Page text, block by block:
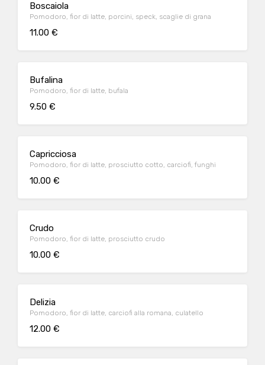
Boscaiola
Pomodoro, fior di latte, porcini, speck, scaglie di grana
11.00 €
Bufalina
Pomodoro, fior di latte, bufala
9.50 €
Capricciosa
Pomodoro, fior di latte, prosciutto cotto, carciofi, funghi
10.00 €
Crudo
Pomodoro, fior di latte, prosciutto crudo
10.00 €
Delizia
Pomodoro, fior di latte, carciofi alla romana, culatello
12.00 €